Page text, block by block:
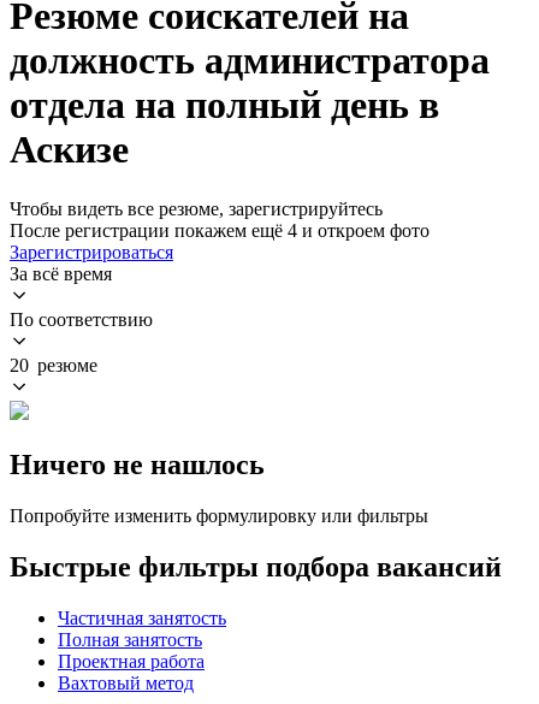
Резюме соискателей на
должность администратора
отдела на полный день в
Аскизе
Чтобы видеть все резюме, зарегистрируйтесь
После регистрации покажем ещё 4 и откроем фото
Зарегистрироваться
За всё время
По соответствию
20 резюме
Ничего не нашлось
Попробуйте изменить формулировку или фильтры
Быстрые фильтры подбора вакансий
Частичная занятость
Полная занятость
Проектная работа
Вахтовый метод